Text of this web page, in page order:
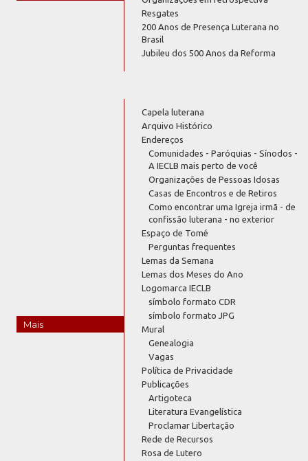
Resgates
200 Anos de Presença Luterana no
Brasil
Jubileu dos 500 Anos da Reforma
Mais
Capela luterana
Arquivo Histórico
Endereços
Comunidades - Paróquias - Sínodos -
A IECLB mais perto de você
Organizações de Pessoas Idosas
Casas de Encontros e de Retiros
Como encontrar uma Igreja irmã - de
confissão luterana - no exterior
Espaço de Tomé
Perguntas frequentes
Lemas da Semana
Lemas dos Meses do Ano
Logomarca IECLB
símbolo formato CDR
símbolo formato JPG
Mural
Genealogia
Vagas
Política de Privacidade
Publicações
Artigoteca
Literatura Evangelística
Proclamar Libertação
Rede de Recursos
Rosa de Lutero